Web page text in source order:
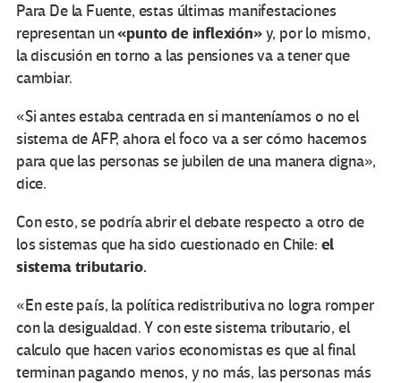
Para De la Fuente, estas últimas manifestaciones
representan un«punto de inflexión»y, por lo mismo,
la discusión en torno a las pensiones va a tener que
cambiar.
«Si antes estaba centrada en si manteníamos o no el
sistema de AFP, ahora el foco va a ser cómo hacemos
para que las personas se jubilen de una manera digna»,
dice.
Con esto, se podría abrir el debate respecto a otro de
los sistemas que ha sido cuestionado en Chile: el
sistema tributario.
«En este país, la política redistributiva no logra romper
con la desigualdad. Y con este sistema tributario, el
calculo que hacen varios economistas es que al final
terminan pagando menos, y no más, las personas más